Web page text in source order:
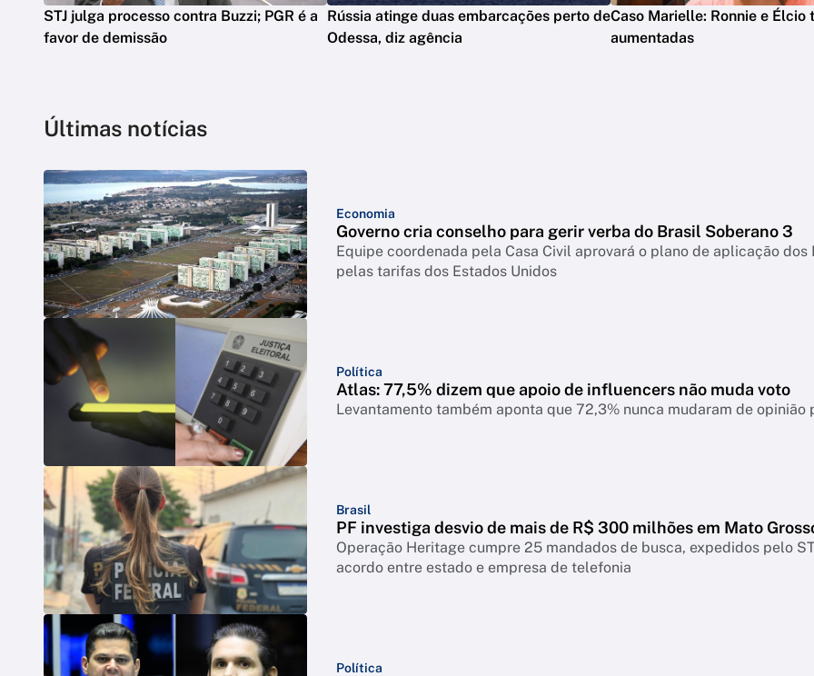
STJ julga processo contra Buzzi; PGR é a
favor de demissão
Rússia atinge duas embarcações perto de
Odessa, diz agência
Caso Marielle: Ronnie e Élcio
aumentadas
Últimas notícias
Economia
Governo cria conselho para gerir verba do Brasil Soberano 3
Equipe coordenada pela Casa Civil aprovará o plano de aplicação
pelas tarifas dos Estados Unidos
Política
Atlas: 77,5% dizem que apoio de influencers não muda voto
Levantamento também aponta que 72,3% nunca mudaram de
Brasil
PF investiga desvio de mais de R$ 300 milhões em Mato
Operação Heritage cumpre 25 mandados de busca, expedidos pelo
acordo entre estado e empresa de telefonia
Política